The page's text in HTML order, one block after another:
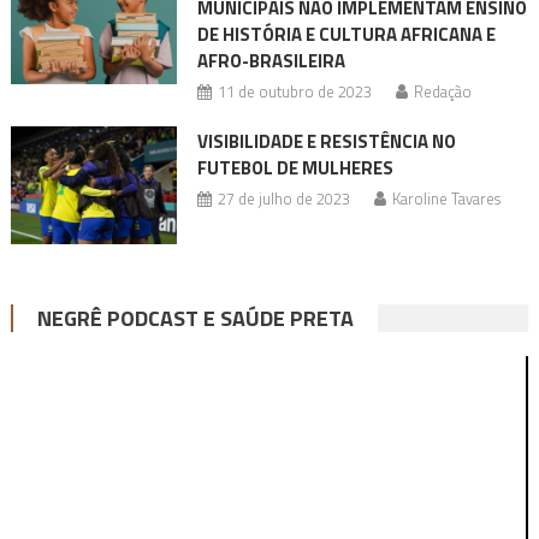
MUNICIPAIS NÃO IMPLEMENTAM ENSINO
DE HISTÓRIA E CULTURA AFRICANA E
AFRO-BRASILEIRA
11 de outubro de 2023 Redação
VISIBILIDADE E RESISTÊNCIA NO
FUTEBOL DE MULHERES
27 de julho de 2023 Karoline Tavares
NEGRÊ PODCAST E SAÚDE PRETA